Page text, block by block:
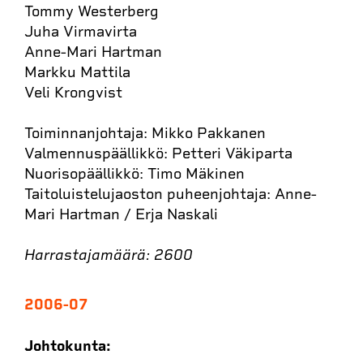
Tommy Westerberg
Juha Virmavirta
Anne-Mari Hartman
Markku Mattila
Veli Krongvist
Toiminnanjohtaja: Mikko Pakkanen
Valmennuspäällikkö: Petteri Väkiparta
Nuorisopäällikkö: Timo Mäkinen
Taitoluistelujaoston puheenjohtaja: Anne-
Mari Hartman / Erja Naskali
Harrastajamäärä: 2600
2006-07
Johtokunta: